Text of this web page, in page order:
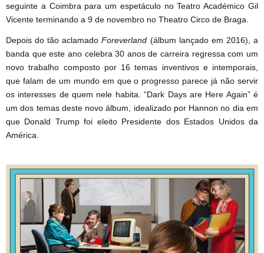
seguinte a Coimbra para um espetáculo no Teatro Académico Gil
Vicente terminando a 9 de novembro no Theatro Circo de Braga.
Depois do tão aclamadoForeverland (álbum lançado em 2016), a
banda que este ano celebra 30 anos de carreira regressa com um
novo trabalho composto por 16 temas inventivos e intemporais,
que falam de um mundo em que o progresso parece já não servir
os interesses de quem nele habita. “Dark Days are Here Again” é
um dos temas deste novo álbum, idealizado por Hannon no dia em
que Donald Trump foi eleito Presidente dos Estados Unidos da
América.